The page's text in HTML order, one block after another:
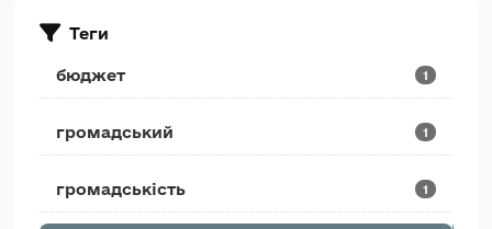
Теги
бюджет 1
громадський 1
громадськість 1